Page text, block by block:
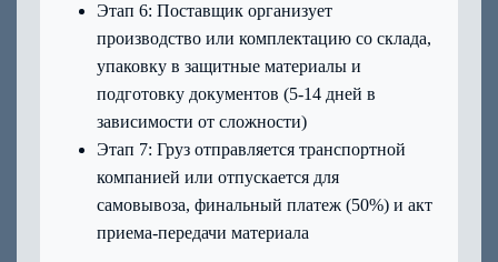
Этап 6: Поставщик организует
производство или комплектацию со склада,
упаковку в защитные материалы и
подготовку документов (5-14 дней в
зависимости от сложности)
Этап 7: Груз отправляется транспортной
компанией или отпускается для
самовывоза, финальный платеж (50%) и акт
приема-передачи материала